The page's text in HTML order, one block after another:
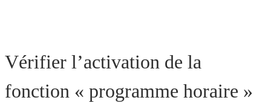
Vérifier l’activation de la
fonction « programme horaire »